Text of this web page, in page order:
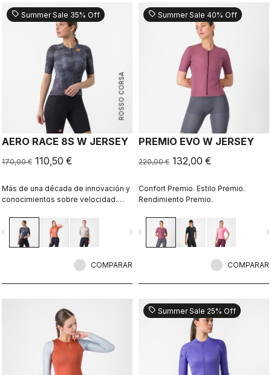
ROSSO CORSA
sell Summer Sale 35% Off
AERO RACE 8S W JERSEY
170,00 € 110,50 €
Más de una década de innovación y
conocimientos sobre velocidad.
todavía más rápido
navigate_next
COMPARAR
sell Summer Sale 40% Off
PREMIO EVO W JERSEY
220,00 € 132,00 €
Confort Premio. Estilo Premio.
Rendimiento Premio.
navigate_before
COMPARAR
sell Summer Sale 25% Off